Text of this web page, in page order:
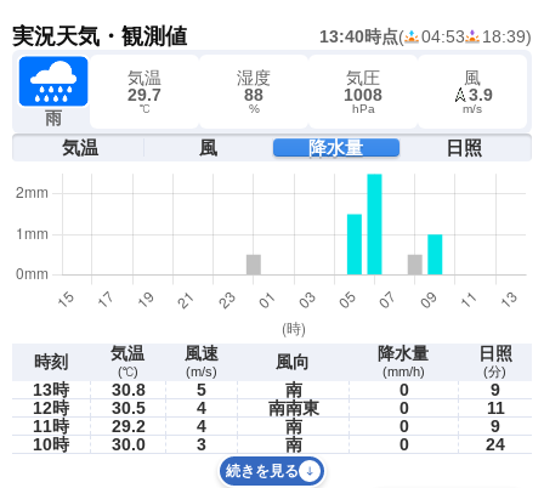
実況天気・観測値 13:40時点( 04:53 18:39)
雨
気温
29.7
℃
湿度
88
%
気圧
1008
hPa
風
3.9
m/s
気温 風 降水量 日照
時刻 気温
(℃)
風速
(m/s) 風向 降水量
(mm/h)
日照
(分)
13時 30.8 5 南 0
9
12時
30.5 4 南南東 0
11
11時
29.2 4 南 0
9
10時
30.0 3 南 0 24
続きを見る